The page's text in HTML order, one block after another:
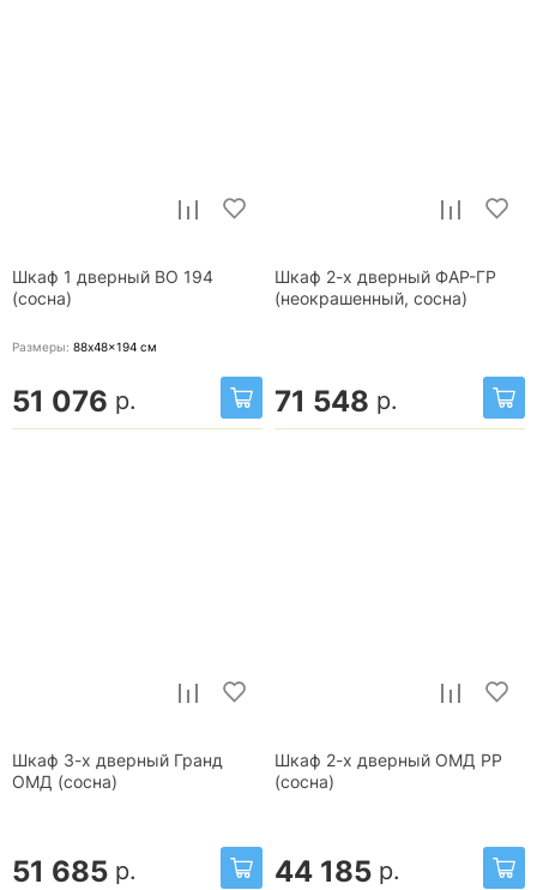
Шкаф 1 дверный ВО 194
(сосна)
Размеры: 88x48x194 см
51 076 р.
Шкаф 2-х дверный ФАР-ГР
(неокрашенный, сосна)
71 548 р.
Шкаф 3-х дверный Гранд
ОМД (сосна)
51 685 р.
Шкаф 2-х дверный ОМД РР
(сосна)
44 185 р.